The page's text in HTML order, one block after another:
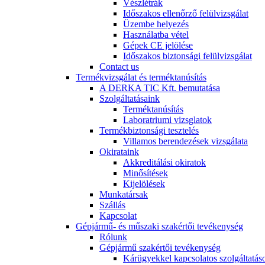
Vészlétrák
Időszakos ellenőrző felülvizsgálat
Üzembe helyezés
Használatba vétel
Gépek CE jelölése
Időszakos biztonsági felülvizsgálat
Contact us
Termékvizsgálat és terméktanúsítás
A DERKA TIC Kft. bemutatása
Szolgáltatásaink
Terméktanúsítás
Laboratriumi vizsglatok
Termékbiztonsági tesztelés
Villamos berendezések vizsgálata
Okirataink
Akkreditálási okiratok
Minősítések
Kijelölések
Munkatársak
Szállás
Kapcsolat
Gépjármű- és műszaki szakértői tevékenység
Rólunk
Gépjármű szakértői tevékenység
Kárügyekkel kapcsolatos